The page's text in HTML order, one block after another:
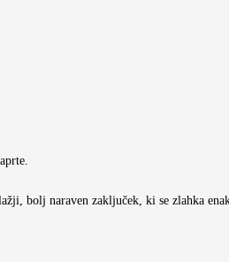
bolj naraven zaključek, ki se zlahka